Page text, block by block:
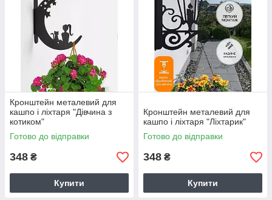
Кронштейн металевий для
кашпо і ліхтаря "Дівчина з
котиком"
Готово до відправки
348 ₴
Купити
Кронштейн металевий для
кашпо і ліхтаря "Ліхтарик"
Готово до відправки
348 ₴
Купити